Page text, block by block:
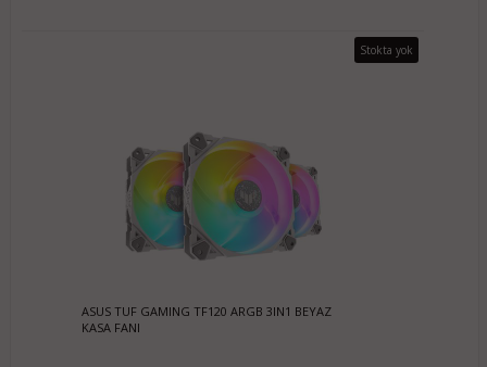
Stokta yok
ASUS TUF GAMING TF120 ARGB 3IN1 BEYAZ
KASA FANI